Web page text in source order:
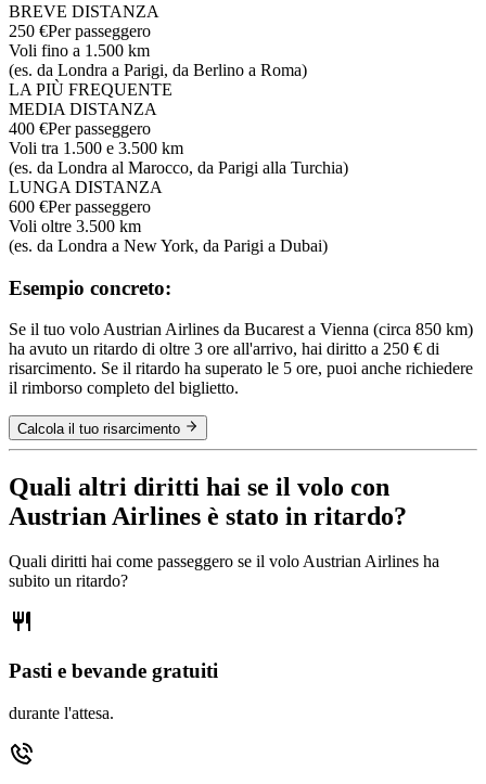
BREVE DISTANZA
250 €Per passeggero
Voli fino a 1.500 km
(es. da Londra a Parigi, da Berlino a Roma)
LA PIÙ FREQUENTE
MEDIA DISTANZA
400 €Per passeggero
Voli tra 1.500 e 3.500 km
(es. da Londra al Marocco, da Parigi alla Turchia)
LUNGA DISTANZA
600 €Per passeggero
Voli oltre 3.500 km
(es. da Londra a New York, da Parigi a Dubai)
Esempio concreto:
Se il tuo volo Austrian Airlines da Bucarest a Vienna (circa 850 km)
ha avuto un ritardo di oltre 3 ore all'arrivo, hai diritto a 250 € di
risarcimento. Se il ritardo ha superato le 5 ore, puoi anche richiedere
il rimborso completo del biglietto.
Calcola il tuo risarcimento
Quali altri diritti hai se il volo con
Austrian Airlines è stato in ritardo?
Quali diritti hai come passeggero se il volo Austrian Airlines ha
subito un ritardo?
Pasti e bevande gratuiti
durante l'attesa.